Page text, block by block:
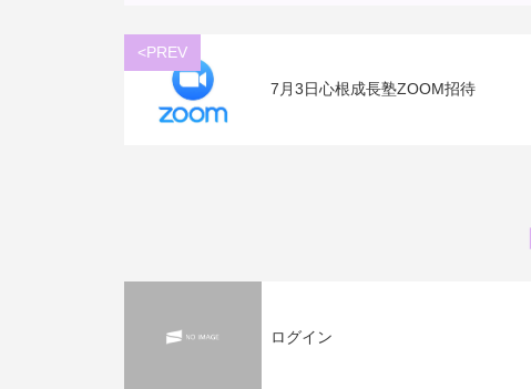
<PREV
7月3日心根成長塾ZOOM招待
ログイン